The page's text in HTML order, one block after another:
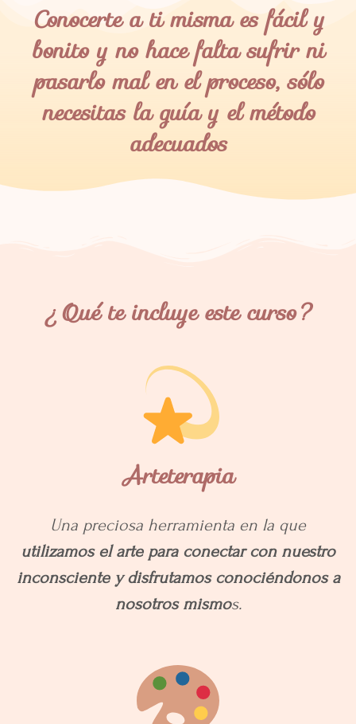
Conocerte a ti misma es fácil y
bonito y no hace falta sufrir ni
pasarlo mal en el proceso, sólo
necesitas la guía y el método
adecuados
¿Qué te incluye este curso?
Arteterapia
Una preciosa herramienta en la que
utilizamos el arte para conectar con nuestro
inconsciente y disfrutamos conociéndonos a
nosotros mismos.